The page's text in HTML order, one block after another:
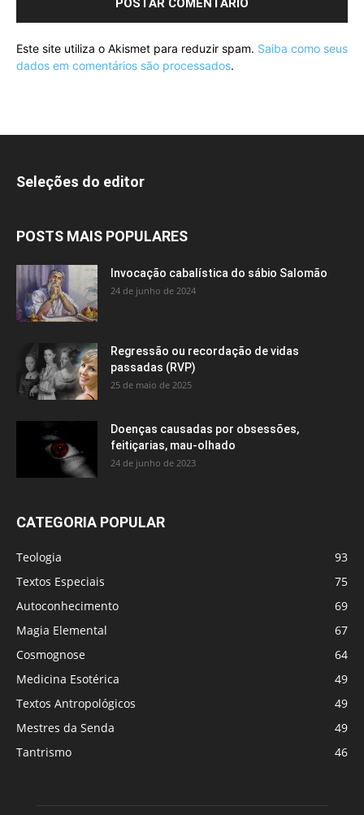
Este site utiliza o Akismet para reduzir spam. Saiba como seus
dados em comentários são processados.
Seleções do editor
POSTS MAIS POPULARES
Invocação cabalística do sábio Salomão
24 de junho de 2024
Regressão ou recordação de vidas
passadas (RVP)
25 de maio de 2025
Doenças causadas por obsessões,
feitiçarias, mau-olhado
24 de junho de 2023
CATEGORIA POPULAR
Teologia
93
Textos Especiais
75
Autoconhecimento
69
Magia Elemental
67
Cosmognose
64
Medicina Esotérica
49
Textos Antropológicos
49
Mestres da Senda
49
Tantrismo
46